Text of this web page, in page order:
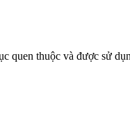
thuộc và được sử